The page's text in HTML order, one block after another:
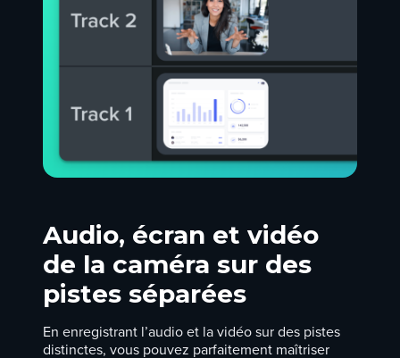
Audio, écran et vidéo
de la caméra sur des
pistes séparées
En enregistrant l’audio et la vidéo sur des pistes
distinctes, vous pouvez parfaitement maîtriser